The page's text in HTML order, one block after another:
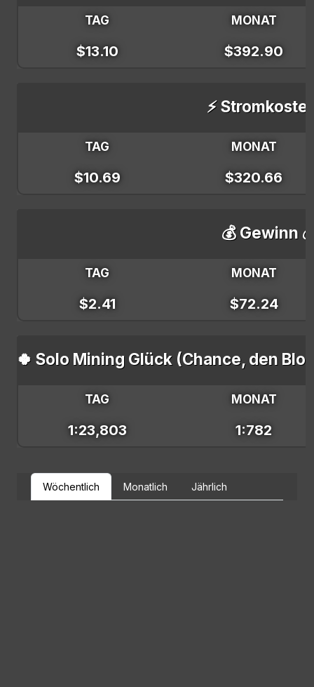
TAG MONAT
$13.10 $392.90
⚡
TAG MONAT
$10.69 $320.66
💰 Gewinn
TAG MONAT
$2.41 $72.24
🍀 Solo Mining Glück (Chance, den
TAG MONAT
1:23,803 1:782
Wöchentlich Monatlich Jährlich